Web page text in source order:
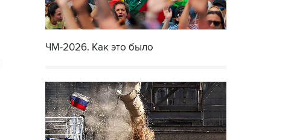
ЧМ-2026. Как это было